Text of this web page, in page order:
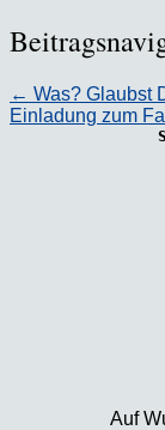
← Was? Glaubst
Einladung zum
Auf